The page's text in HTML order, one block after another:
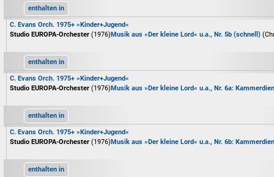
enthalten in
C. Evans Orch. 1975+ »Kinder+Jugend«
Studio EUROPA-Orchester (1976)Musik aus »Der kleine Lord« u.a., Nr. 5b (schnell)
enthalten in
C. Evans Orch. 1975+ »Kinder+Jugend«
Studio EUROPA-Orchester (1976)Musik aus »Der kleine Lord« u.a., Nr. 6a:
enthalten in
C. Evans Orch. 1975+ »Kinder+Jugend«
Studio EUROPA-Orchester (1976)Musik aus »Der kleine Lord« u.a., Nr. 6b:
enthalten in